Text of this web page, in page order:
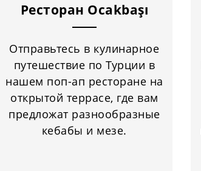
Ресторан Ocakbaşı
Отправьтесь в кулинарное
путешествие по Турции в
нашем поп-ап ресторане на
открытой террасе, где вам
предложат разнообразные
кебабы и мезе.